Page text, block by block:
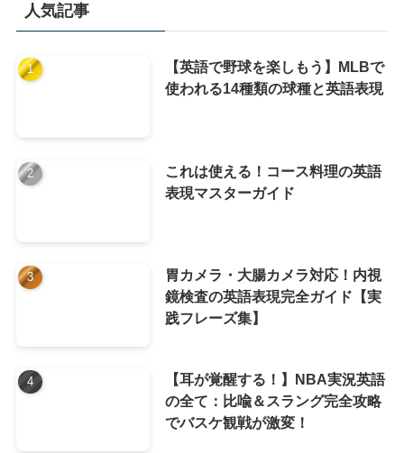
ー
人気記事
【英語で野球を楽しもう】MLBで
使われる14種類の球種と英語表現
これは使える！コース料理の英語
表現マスターガイド
胃カメラ・大腸カメラ対応！内視
鏡検査の英語表現完全ガイド【実
践フレーズ集】
【耳が覚醒する！】NBA実況英語
の全て：比喩＆スラング完全攻略
でバスケ観戦が激変！